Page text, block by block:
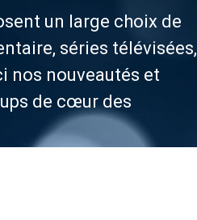
un large choix de
séries télévisées,
nos nouveautés et
de cœur des